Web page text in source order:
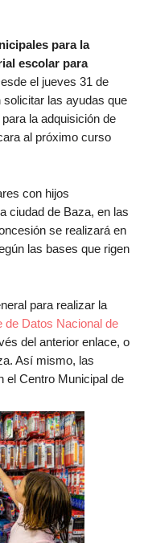
para la
escolar para
el jueves 31 de
las ayudas que
la adquisición de
al próximo curso
con hijos
ciudad de Baza, en las
se realizará en
las bases que rigen
para realizar la
de Datos Nacional de
del anterior enlace, o
Así mismo, las
el Centro Municipal de